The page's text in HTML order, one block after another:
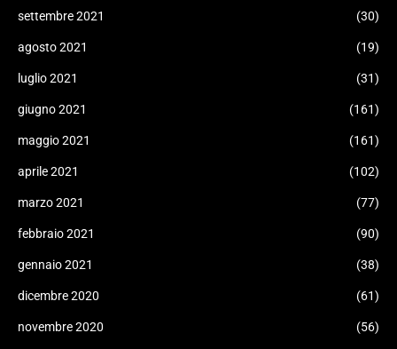
settembre 2021 (30)
agosto 2021 (19)
luglio 2021 (31)
giugno 2021 (161)
maggio 2021 (161)
aprile 2021 (102)
marzo 2021 (77)
febbraio 2021 (90)
gennaio 2021 (38)
dicembre 2020 (61)
novembre 2020 (56)